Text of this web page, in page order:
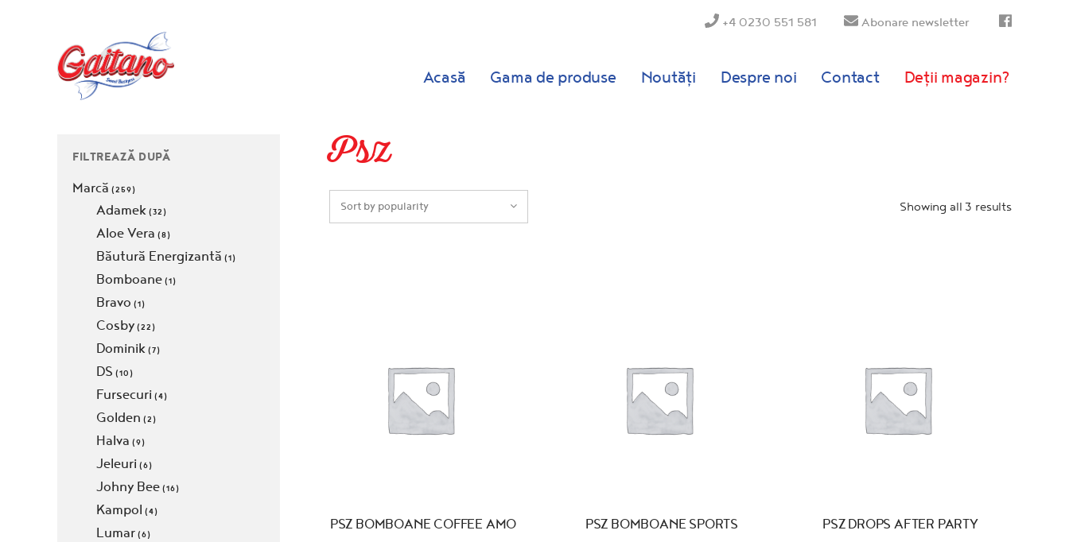
+4 0230 551 581 Abonare newsletter
Acasă Gama de produse Noutăți Despre noi Contact Deții magazin?
Psz
FILTREAZĂ DUPĂ
Marcă (259)
Adamek (32)
Aloe Vera (8)
Băutură Energizantă (1)
Bomboane (1)
Bravo (1)
Cosby (22)
Dominik (7)
DS (10)
Fursecuri (4)
Golden (2)
Halva (9)
Jeleuri (6)
Johny Bee (16)
Kampol (4)
Lumar (6)
Showing all 3 results
Sort by popularity
PSZ BOMBOANE COFFEE AMO PSZ BOMBOANE SPORTS PSZ DROPS AFTER PARTY